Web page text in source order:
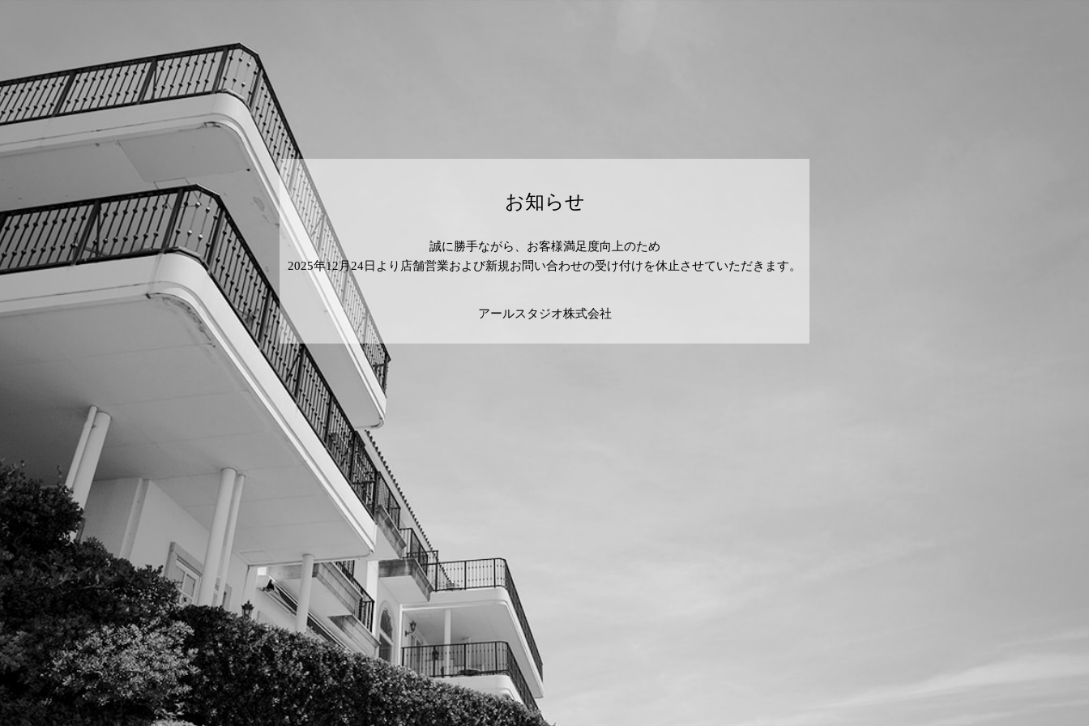
お知らせ
誠に勝手ながら、お客様満足度向上のため
2025年12月24日より店舗営業および新規お問い合わせの受け付けを休止させていただきます。
アールスタジオ株式会社